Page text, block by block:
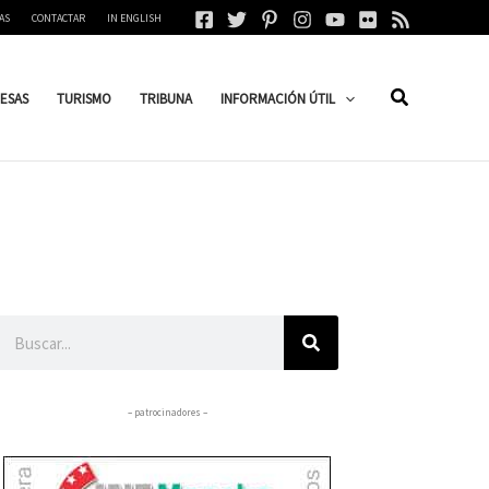
CONTACTAR IN ENGLISH
TURISMO TRIBUNA INFORMACIÓN ÚTIL
– patrocinadores –